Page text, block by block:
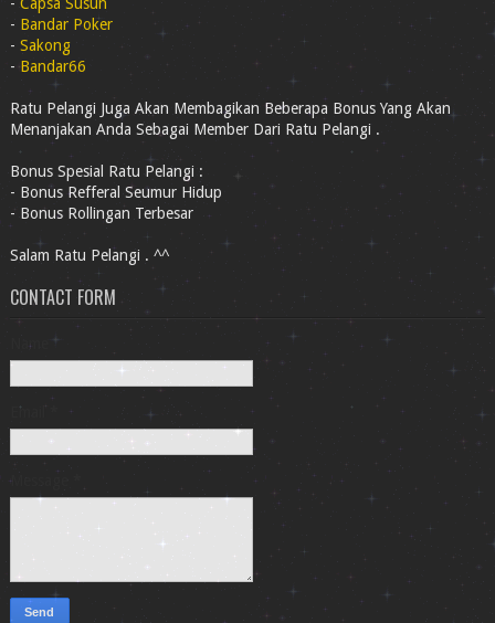
- Bandar Poker
- Sakong
-Bandar66
Ratu Pelangi Juga Akan Membagikan Beberapa Bonus Yang Akan
Menanjakan Anda Sebagai Member Dari Ratu Pelangi .
Bonus Spesial Ratu Pelangi :
- Bonus Refferal Seumur Hidup
- Bonus Rollingan Terbesar
Salam Ratu Pelangi . ^^
CONTACT FORM
Name
Email
Message